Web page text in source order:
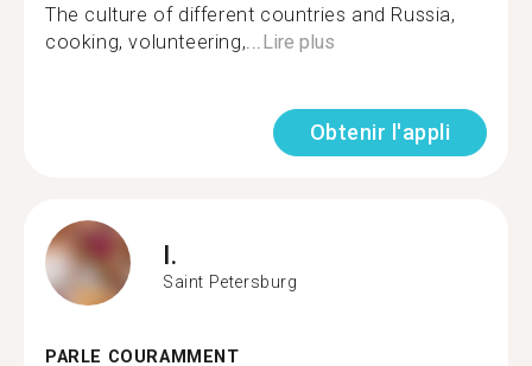
The culture of different countries and Russia,
cooking, volunteering,...Lire plus
Obtenir l'appli
I.
Saint Petersburg
PARLE COURAMMENT